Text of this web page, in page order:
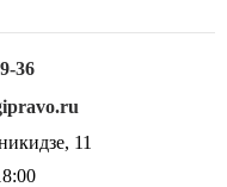
36
11